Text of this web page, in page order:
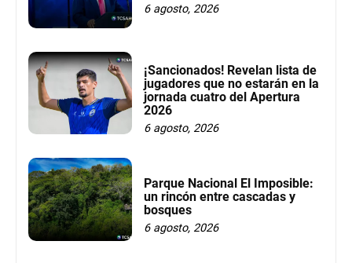
6 agosto, 2026
¡Sancionados! Revelan lista de
jugadores que no estarán en la
jornada cuatro del Apertura
2026
6 agosto, 2026
Parque Nacional El Imposible:
un rincón entre cascadas y
bosques
6 agosto, 2026